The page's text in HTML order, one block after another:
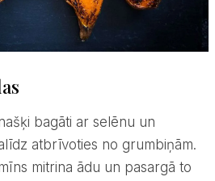
atbrīvoties no grumbiņām.
mitrina ādu un pasargā to